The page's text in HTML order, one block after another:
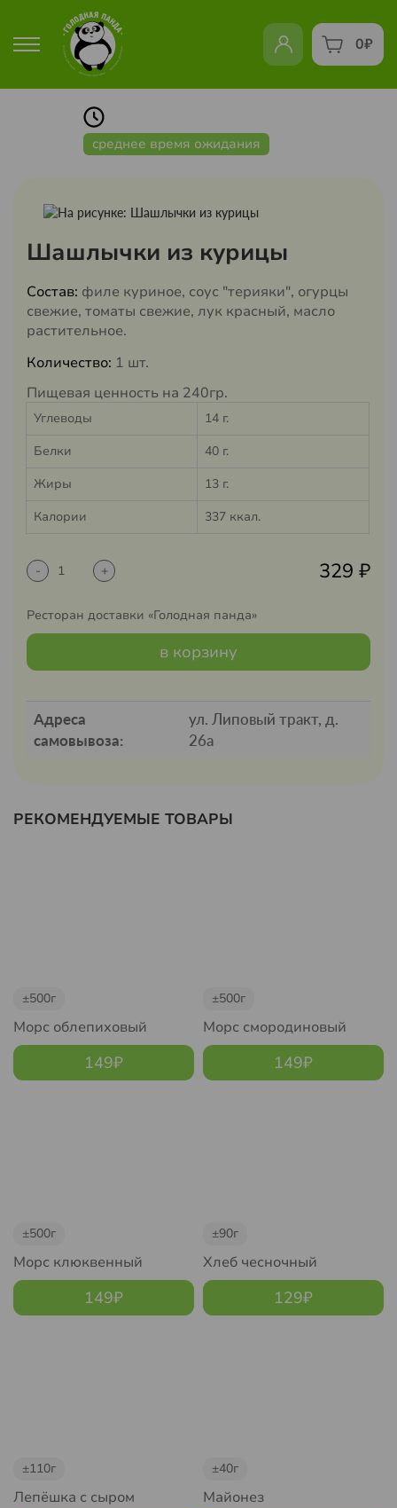
0₽
среднее время ожидания
Шашлычки из курицы
Состав: филе куриное, соус "терияки", огурцы
свежие, томаты свежие, лук красный, масло
растительное.
Количество: 1 шт.
Пищевая ценность на 240гр.
Углеводы
14 г.
Белки
40 г.
Жиры
13 г.
Калории
337 ккал.
- + 329 ₽
Ресторан доставки «Голодная панда»
в корзину
Адреса
самовывоза:
ул. Липовый тракт, д.
26а
РЕКОМЕНДУЕМЫЕ ТОВАРЫ
±500г
Морс облепиховый
149₽
±500г
Морс смородиновый
149₽
±500г
Морс клюквенный
149₽
±90г
Хлеб чесночный
129₽
±110г
Лепёшка с сыром
±40г
Майонез